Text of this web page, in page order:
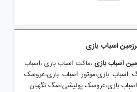
اسباب بازی
اسباب بازی،ماکت اسباب بازی،اسباب
اسباب بازی،موتور اسباب بازی،عروسک
بازی،عروسک پولیشی،سگ نگهبان